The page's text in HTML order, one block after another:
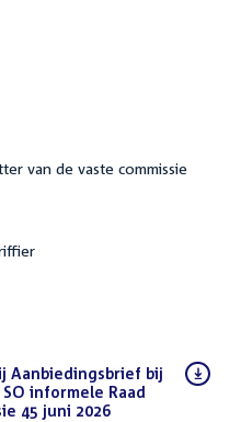
van de vaste commissie
Aanbiedingsbrief bij
informele Raad
45 juni 2026(PDF)